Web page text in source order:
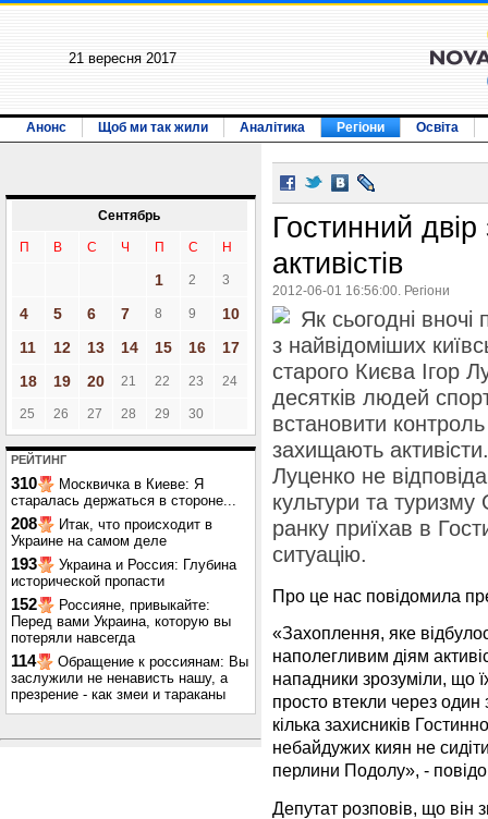
21 вересня 2017
Анонс Щоб ми так жили Аналітика Регіони Освіта
Сентябрь
П В С Ч П С Н
1 2 3
4 5 6 7 8 9
10
11
12 13 14 15 16
17
18
19 20 21 22 23 24
25 26 27 28 29 30
РЕЙТИНГ
310
Москвичка в Киеве: Я
старалась держаться в стороне...
208
Итак, что происходит в
Украине на самом деле
193
Украина и Россия: Глубина
исторической пропасти
152
Россияне, привыкайте:
Перед вами Украина, которую вы
потеряли навсегда
114
Обращение к россиянам: Вы
заслужили не ненависть нашу, а
презрение - как змеи и тараканы
Гостинний
активістів
2012-06-01 16:56:00. Регіони
Як сьогодні
з найвідоміших
старого Києва Ігор
десятків людей
встановити
захищають
Луценко не
культури та
ранку приїхав в
ситуацію.
Про це нас повідомила
«Захоплення, яке
наполегливим діям
нападники зрозуміли, що
просто втекли через
кілька захисників
небайдужих киян не
перлини Подолу», -
Депутат розповів, що він